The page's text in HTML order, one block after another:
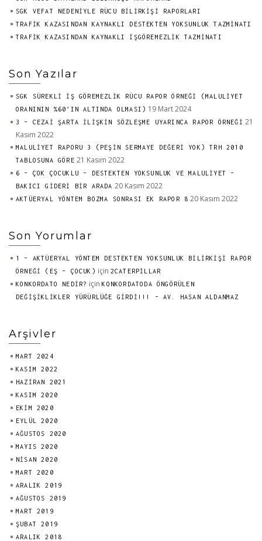
SGK VEFAT NEDENİYLE RÜCU BİLİRKİŞİ RAPORLARI
TRAFİK KAZASINDAN KAYNAKLI DESTEKTEN YOKSUNLUK TAZMİNATI
TRAFİK KAZASINDAN KAYNAKLI İŞGÖREMEZLİK TAZMİNATI
Son Yazılar
SGK SÜREKLİ İŞ GÖREMEZLİK RÜCU RAPOR ÖRNEĞİ (MALULİYET
ORANININ %60’IN ALTINDA OLMASI) 19 Mart 2024
3 – CEZAİ ŞARTA İLİŞKİN SÖZLEŞME UYARINCA RAPOR ÖRNEĞİ 21
Kasım 2022
MALULİYET RAPORU 3 (PEŞİN SERMAYE DEĞERİ YOK) TRH 2010
TABLOSUNA GÖRE 21 Kasım 2022
6 – ÇOK ÇOCUKLU – DESTEKTEN YOKSUNLUK VE MALULİYET –
BAKICI GİDERİ BİR ARADA 20 Kasım 2022
AKTÜERYAL YÖNTEM BOZMA SONRASI EK RAPOR 8 20 Kasım 2022
Son Yorumlar
1 – AKTÜERYAL YÖNTEM DESTEKTEN YOKSUNLUK BİLİRKİŞİ RAPOR
ÖRNEĞİ (EŞ – ÇOCUK) için 2CATERPILLAR
KONKORDATO NEDİR? içinKONKORDATODA ÖNGÖRÜLEN
DEĞİŞİKLİKLER YÜRÜRLÜĞE GİRDİ!!! – AV. HASAN ALDANMAZ
Arşivler
MART 2024
KASIM 2022
HAZIRAN 2021
KASIM 2020
EKIM 2020
EYLÜL 2020
AĞUSTOS 2020
MAYIS 2020
NISAN 2020
MART 2020
ARALIK 2019
AĞUSTOS 2019
MART 2019
ŞUBAT 2019
ARALIK 2018